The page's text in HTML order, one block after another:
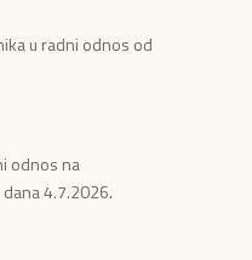
u radni odnos od
odnos na
4.7.2026.